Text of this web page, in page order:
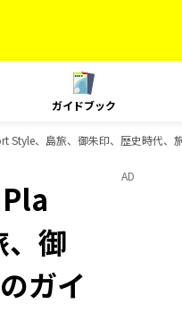
ガイドブック
、島旅、御朱印、歴史時代、
御
ガイ
AD